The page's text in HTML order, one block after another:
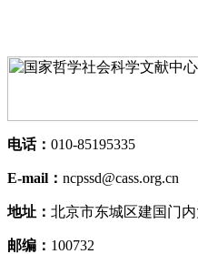
电话： 010-85195335
E-mail： ncpssd@cass.org.cn
地址： 北京市东城区建国门
邮编： 100732